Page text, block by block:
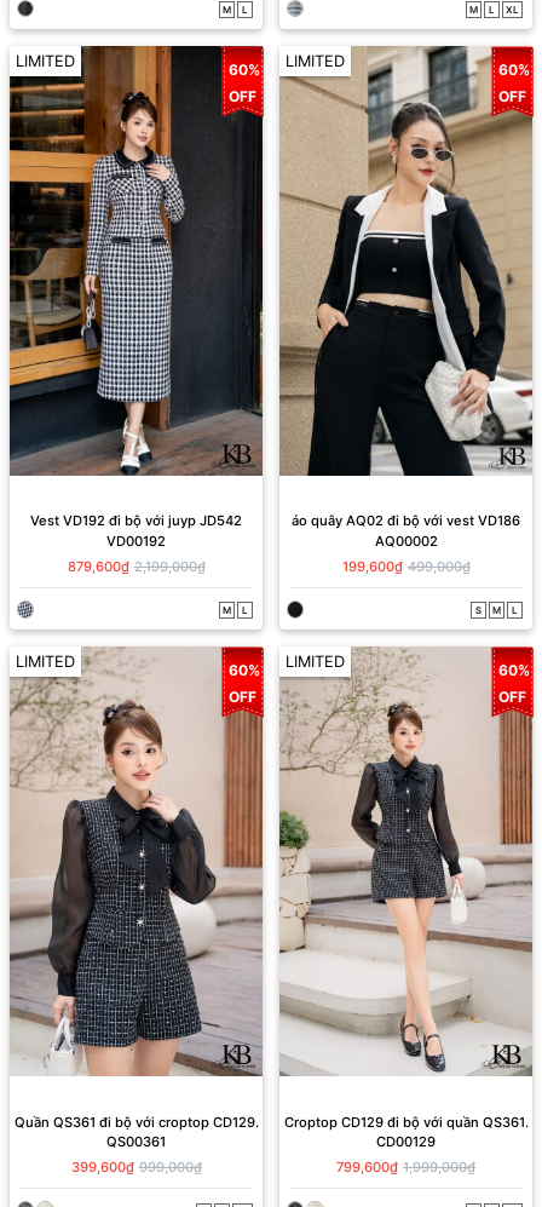
M L M L XL
LIMITED
60%
OFF
Vest VD192 đi bộ với juyp JD542
VD00192
879,600₫ 2,199,000₫
M L
LIMITED
60%
OFF
áo quây AQ02 đi bộ với vest VD186
AQ00002
199,600₫ 499,000₫
S M L
LIMITED
60%
OFF
Quần QS361 đi bộ với croptop CD129.
QS00361
399,600₫ 999,000₫
LIMITED
60%
OFF
Croptop CD129 đi bộ với quần QS361.
CD00129
799,600₫ 1,999,000₫